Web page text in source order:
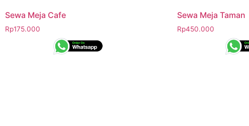
Sewa Meja Cafe
Rp175.000
Sewa Meja Taman
Rp450.000